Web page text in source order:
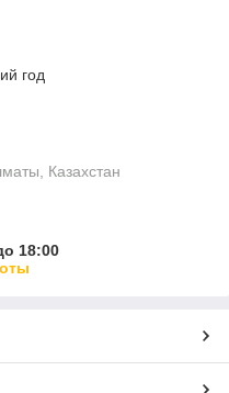
год
Казахстан
18:00